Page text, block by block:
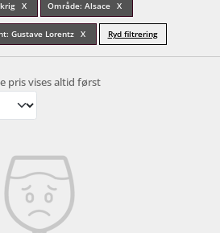
Område: Alsace
Gustave Lorentz Ryd filtrering
pris vises altid først